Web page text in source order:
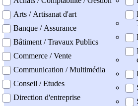
Arts / Artisanat d'art
Banque / Assurance
Bâtiment / Travaux Publics
Commerce / Vente
Communication / Multimédia
Conseil / Etudes
Direction d'entreprise